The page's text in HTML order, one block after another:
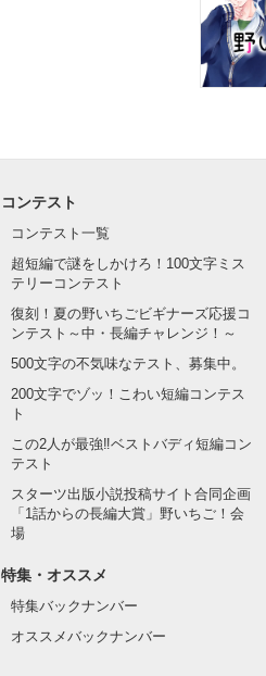
コンテスト
コンテスト一覧
超短編で謎をしかけろ！100文字ミス
テリーコンテスト
復刻！夏の野いちごビギナーズ応援コ
ンテスト～中・長編チャレンジ！～
500文字の不気味なテスト、募集中。
200文字でゾッ！こわい短編コンテス
ト
この2人が最強‼ベストバディ短編コン
テスト
スターツ出版小説投稿サイト合同企画
「1話からの長編大賞」野いちご！会
場
特集・オススメ
特集バックナンバー
オススメバックナンバー